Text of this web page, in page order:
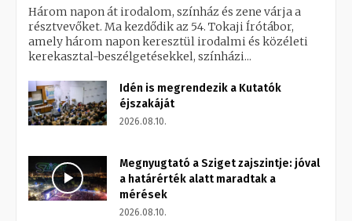
Három napon át irodalom, színház és zene várja a
résztvevőket. Ma kezdődik az 54. Tokaji Írótábor,
amely három napon keresztül irodalmi és közéleti
kerekasztal-beszélgetésekkel, színházi...
Idén is megrendezik a Kutatók
éjszakáját
2026.08.10.
Megnyugtató a Sziget zajszintje: jóval
a határérték alatt maradtak a
mérések
2026.08.10.